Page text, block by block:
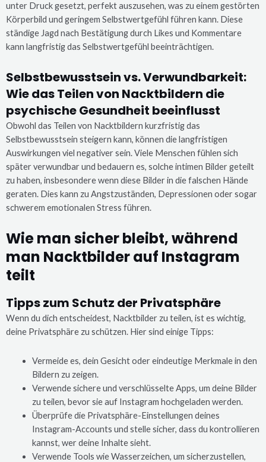
unter Druck gesetzt, perfekt auszusehen, was zu einem gestörten
Körperbild und geringem Selbstwertgefühl führen kann. Diese
ständige Jagd nach Bestätigung durch Likes und Kommentare
kann langfristig das Selbstwertgefühl beeinträchtigen.
Selbstbewusstsein vs. Verwundbarkeit:
Wie das Teilen von Nacktbildern die
psychische Gesundheit beeinflusst
Obwohl das Teilen von Nacktbildern kurzfristig das
Selbstbewusstsein steigern kann, können die langfristigen
Auswirkungen viel negativer sein. Viele Menschen fühlen sich
später verwundbar und bedauern es, solche intimen Bilder geteilt
zu haben, insbesondere wenn diese Bilder in die falschen Hände
geraten. Dies kann zu Angstzuständen, Depressionen oder sogar
schwerem emotionalen Stress führen.
Wie man sicher bleibt, während
man Nacktbilder auf Instagram
teilt
Tipps zum Schutz der Privatsphäre
Wenn du dich entscheidest, Nacktbilder zu teilen, ist es wichtig,
deine Privatsphäre zu schützen. Hier sind einige Tipps:
Vermeide es, dein Gesicht oder eindeutige Merkmale in den
Bildern zu zeigen.
Verwende sichere und verschlüsselte Apps, um deine Bilder
zu teilen, bevor sie auf Instagram hochgeladen werden.
Überprüfe die Privatsphäre-Einstellungen deines
Instagram-Accounts und stelle sicher, dass du kontrollieren
kannst, wer deine Inhalte sieht.
Verwende Tools wie Wasserzeichen, um sicherzustellen,